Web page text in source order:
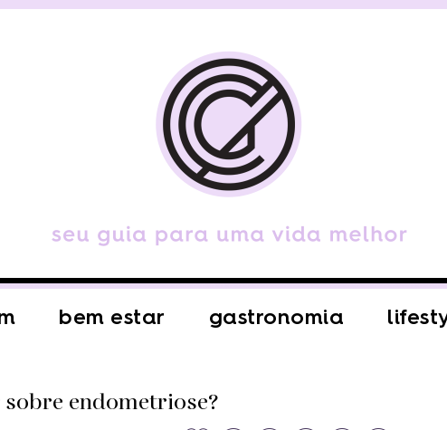
bem estar gastronomia
endometriose?